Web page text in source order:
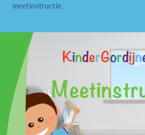
meetinstructie.